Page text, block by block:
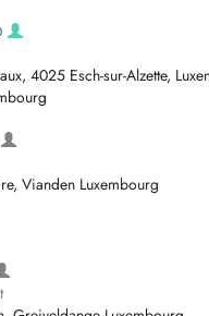
4025 Esch-sur-Alzette,
Vianden Luxembourg